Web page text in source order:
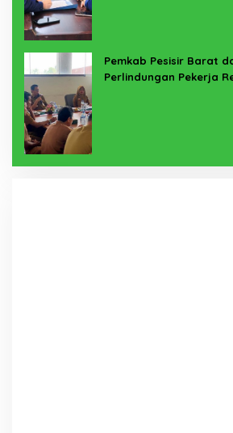
Pemkab Pesisir Barat
Perlindungan Pekerja